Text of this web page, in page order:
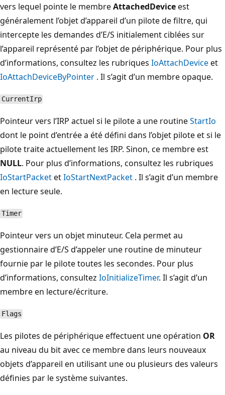
vers lequel pointe le membreAttachedDeviceest
généralement l’objet d’appareil d’un pilote de filtre, qui
intercepte les demandes d’E/S initialement ciblées sur
l’appareil représenté par l’objet de périphérique. Pour plus
d’informations, consultez les rubriques IoAttachDeviceet
IoAttachDeviceByPointer . Il s’agit d’un membre opaque.
CurrentIrp
Pointeur vers l’IRP actuel si le pilote a une routineStartIo
dont le point d’entrée a été défini dans l’objet pilote et si le
pilote traite actuellement les IRP. Sinon, ce membre est
NULL. Pour plus d’informations, consultez les rubriques
IoStartPacketetIoStartNextPacket . Il s’agit d’un membre
en lecture seule.
Timer
Pointeur vers un objet minuteur. Cela permet au
gestionnaire d’E/S d’appeler une routine de minuteur
fournie par le pilote toutes les secondes. Pour plus
d’informations, consultez IoInitializeTimer. Il s’agit d’un
membre en lecture/écriture.
Flags
Les pilotes de périphérique effectuent une opération OR
au niveau du bit avec ce membre dans leurs nouveaux
objets d’appareil en utilisant une ou plusieurs des valeurs
définies par le système suivantes.